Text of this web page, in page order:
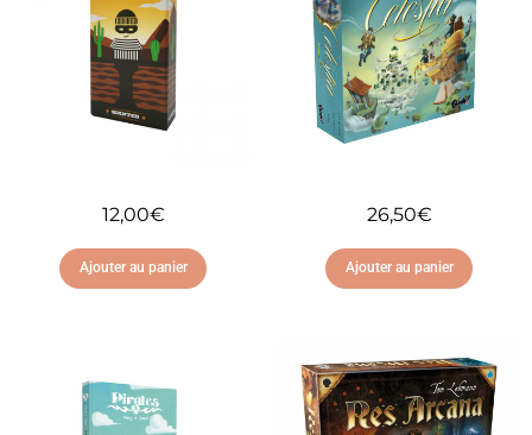
12,00€
Ajouter au panier
Ajouter à ma liste
d'envies
26,50€
Ajouter au panier
Ajouter à ma liste
d'envies